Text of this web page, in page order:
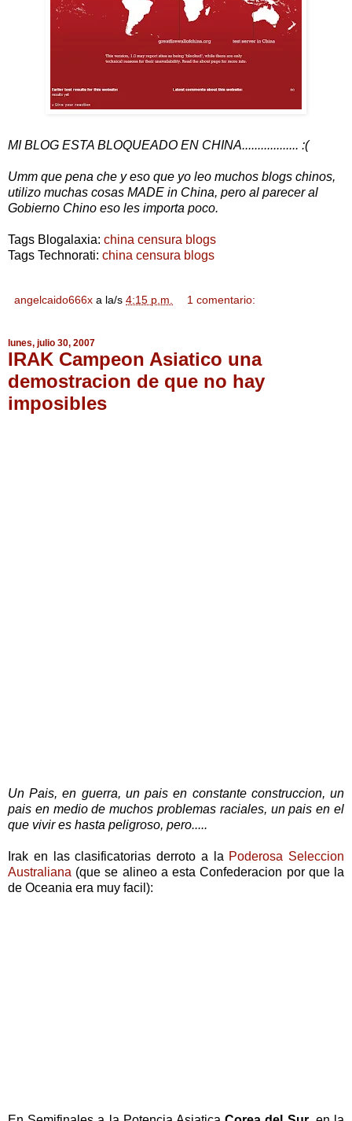
MI BLOG ESTA BLOQUEADO EN CHINA.................. :(
Umm que pena che y eso que yo leo muchos blogs chinos,
utilizo muchas cosas MADE in China, pero al parecer al
Gobierno Chino eso les importa poco.
Tags Blogalaxia: china censura blogs
Tags Technorati: china censura blogs
angelcaido666x a la/s 4:15 p.m. 1 comentario:
lunes, julio 30, 2007
IRAK Campeon Asiatico una
demostracion de que no hay
imposibles
Un Pais, en guerra, un pais en constante construccion, un
pais en medio de muchos problemas raciales, un pais en el
que vivir es hasta peligroso, pero.....
Irak en las clasificatorias derroto a la Poderosa Seleccion
Australiana (que se alineo a esta Confederacion por que la
de Oceania era muy facil):